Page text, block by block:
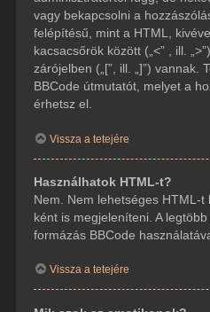
vagy bekapcsolni a
felépítésű, mint a HTML,
kacsacsőrök között („<” , ill.
zárójelben („[”, ill. „]”) vannak.
BBCode útmutatót, melyet a
érhetsz el.
Vissza a tetejére
Használhatok HTML-t?
Nem. Nem lehetséges HTML-
ként is megjeleníteni. A
formázás BBCode
Vissza a tetejére